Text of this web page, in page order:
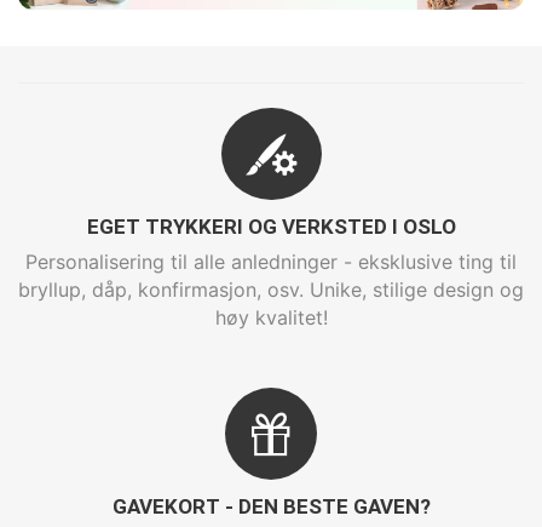
EGET TRYKKERI OG VERKSTED I OSLO
Personalisering til alle anledninger - eksklusive ting til
bryllup, dåp, konfirmasjon, osv. Unike, stilige design og
høy kvalitet!
GAVEKORT - DEN BESTE GAVEN?